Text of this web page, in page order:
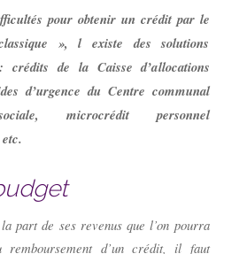
pour obtenir un crédit par le
», l existe des solutions
crédits de la Caisse d’allocations
d’urgence du Centre communal
microcrédit personnel
part de ses revenus que l’on pourra
remboursement d’un crédit, il faut